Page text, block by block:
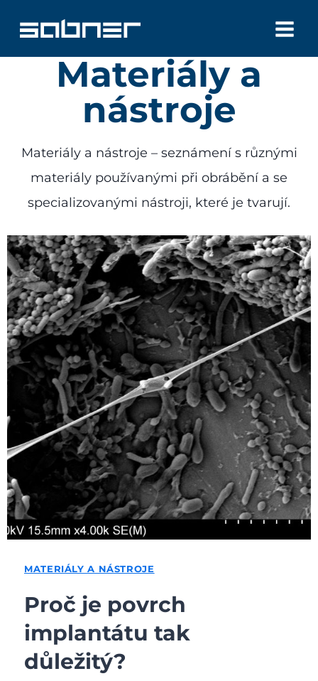
obsah
Materiály a
nástroje
Materiály a nástroje – seznámení s různými
materiály používanými při obrábění a se
specializovanými nástroji, které je tvarují.
MATERIÁLY A NÁSTROJE
Proč je povrch
implantátu tak
důležitý?